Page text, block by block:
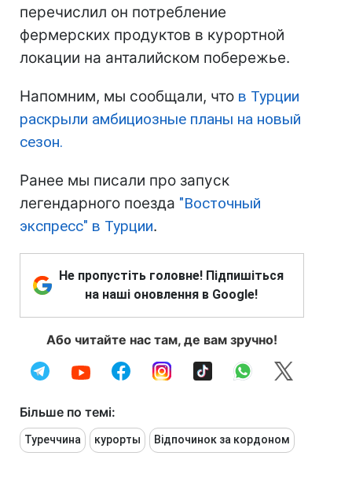
перечислил он потребление
фермерских продуктов в курортной
локации на анталийском побережье.
Напомним, мы сообщали, что в Турции
раскрыли амбициозные планы на новый
сезон.
Ранее мы писали про запуск
легендарного поезда "Восточный
экспресс" в Турции.
Не пропустіть головне! Підпишіться
на наші оновлення в Google!
Або читайте нас там, де вам зручно!
Більше по темі:
Туреччина курорты Відпочинок за кордоном